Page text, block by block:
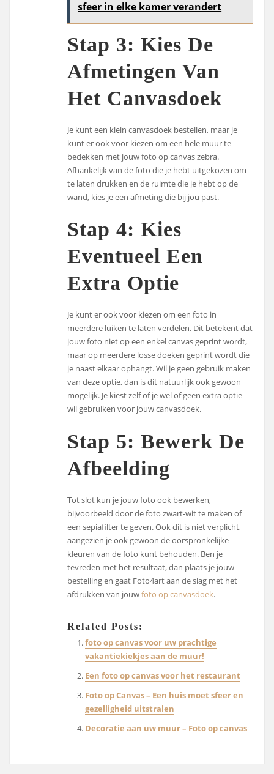
sfeer in elke kamer verandert
Stap 3: Kies De
Afmetingen Van
Het Canvasdoek
Je kunt een klein canvasdoek bestellen, maar je
kunt er ook voor kiezen om een hele muur te
bedekken met jouw foto op canvas zebra.
Afhankelijk van de foto die je hebt uitgekozen om
te laten drukken en de ruimte die je hebt op de
wand, kies je een afmeting die bij jou past.
Stap 4: Kies
Eventueel Een
Extra Optie
Je kunt er ook voor kiezen om een foto in
meerdere luiken te laten verdelen. Dit betekent dat
jouw foto niet op een enkel canvas geprint wordt,
maar op meerdere losse doeken geprint wordt die
je naast elkaar ophangt. Wil je geen gebruik maken
van deze optie, dan is dit natuurlijk ook gewoon
mogelijk. Je kiest zelf of je wel of geen extra optie
wil gebruiken voor jouw canvasdoek.
Stap 5: Bewerk De
Afbeelding
Tot slot kun je jouw foto ook bewerken,
bijvoorbeeld door de foto zwart-wit te maken of
een sepiafilter te geven. Ook dit is niet verplicht,
aangezien je ook gewoon de oorspronkelijke
kleuren van de foto kunt behouden. Ben je
tevreden met het resultaat, dan plaats je jouw
bestelling en gaat Foto4art aan de slag met het
afdrukken van jouwfoto op canvasdoek.
Related Posts:
foto op canvas voor uw prachtige
vakantiekiekjes aan de muur!
Een foto op canvas voor het restaurant
Foto op Canvas – Een huis moet sfeer en
gezelligheid uitstralen
Decoratie aan uw muur – Foto op canvas